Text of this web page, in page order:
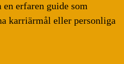
erfaren guide som
karriärmål eller personliga